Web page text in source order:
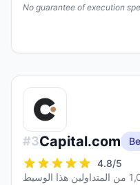
No guarantee of execution
#3Capital.com
4.8/5